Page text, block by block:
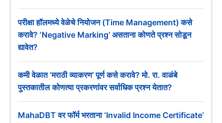
परीक्षा हॉलमध्ये वेळेचे नियोजन (Time Management) कसे
करावे? ‘Negative Marking’ असताना कोणते प्रश्न सोडून
द्यावेत?
कमी वेळात ‘मराठी व्याकरण’ पूर्ण कसे करावे? मो. रा. वाळंबे
पुस्तकातील कोणत्या प्रकरणांवर सर्वाधिक प्रश्न येतात?
MahaDBT वर फॉर्म भरताना ‘Invalid Income Certificate’